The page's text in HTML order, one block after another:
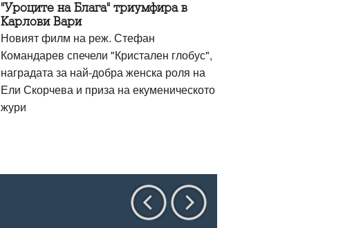
"Уроците на Блага" триумфира в
Карлови Вари
Новият филм на реж. Стефан
Командарев спечели "Кристален глобус",
наградата за най-добра женска роля на
Ели Скорчева и приза на екуменическото
жури